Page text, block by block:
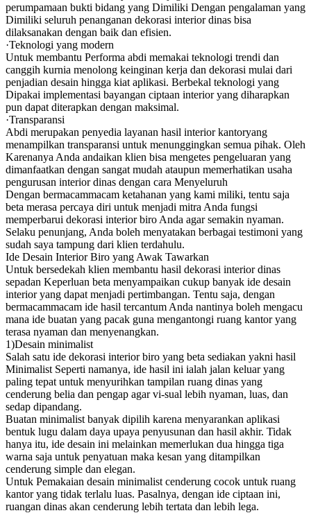
perumpamaan bukti bidang yang Dimiliki Dengan pengalaman yang
Dimiliki seluruh penanganan dekorasi interior dinas bisa
dilaksanakan dengan baik dan efisien.
·Teknologi yang modern
Untuk membantu Performa abdi memakai teknologi trendi dan
canggih kurnia menolong keinginan kerja dan dekorasi mulai dari
penjadian desain hingga kiat aplikasi. Berbekal teknologi yang
Dipakai implementasi bayangan ciptaan interior yang diharapkan
pun dapat diterapkan dengan maksimal.
·Transparansi
Abdi merupakan penyedia layanan hasil interior kantoryang
menampilkan transparansi untuk menunggingkan semua pihak. Oleh
Karenanya Anda andaikan klien bisa mengetes pengeluaran yang
dimanfaatkan dengan sangat mudah ataupun memerhatikan usaha
pengurusan interior dinas dengan cara Menyeluruh
Dengan bermacammacam ketahanan yang kami miliki, tentu saja
beta merasa percaya diri untuk menjadi mitra Anda fungsi
memperbarui dekorasi interior biro Anda agar semakin nyaman.
Selaku penunjang, Anda boleh menyatakan berbagai testimoni yang
sudah saya tampung dari klien terdahulu.
Ide Desain Interior Biro yang Awak Tawarkan
Untuk bersedekah klien membantu hasil dekorasi interior dinas
sepadan Keperluan beta menyampaikan cukup banyak ide desain
interior yang dapat menjadi pertimbangan. Tentu saja, dengan
bermacammacam ide hasil tercantum Anda nantinya boleh mengacu
mana ide buatan yang pacak guna mengantongi ruang kantor yang
terasa nyaman dan menyenangkan.
1)Desain minimalist
Salah satu ide dekorasi interior biro yang beta sediakan yakni hasil
Minimalist Seperti namanya, ide hasil ini ialah jalan keluar yang
paling tepat untuk menyurihkan tampilan ruang dinas yang
cenderung belia dan pengap agar vi-sual lebih nyaman, luas, dan
sedap dipandang.
Buatan minimalist banyak dipilih karena menyarankan aplikasi
bentuk lugu dalam daya upaya penyusunan dan hasil akhir. Tidak
hanya itu, ide desain ini melainkan memerlukan dua hingga tiga
warna saja untuk penyatuan maka kesan yang ditampilkan
cenderung simple dan elegan.
Untuk Pemakaian desain minimalist cenderung cocok untuk ruang
kantor yang tidak terlalu luas. Pasalnya, dengan ide ciptaan ini,
ruangan dinas akan cenderung lebih tertata dan lebih lega.